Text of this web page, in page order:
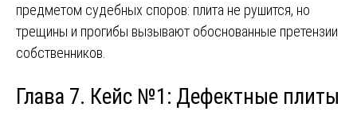
предметом судебных споров: плита не рушится, но
трещины и прогибы вызывают обоснованные претензии
собственников.
Глава 7. Кейс №1: Дефектные плиты